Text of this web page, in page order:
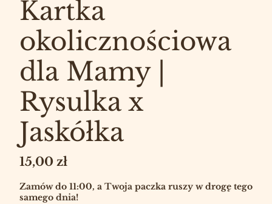
Kartka
okolicznościowa
dla Mamy |
Rysulka x
Jaskółka
Cena
15,00 zł
Zamów do 11:00, a Twoja paczka ruszy w drogę tego
samego dnia!